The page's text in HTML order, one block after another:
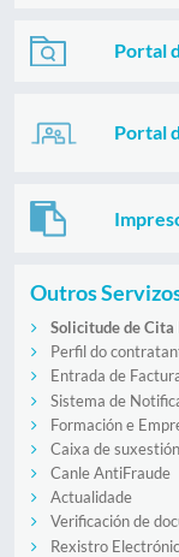
Portal
Portal
Outros
Solicitude de Cita
Perfil do
Entrada de
Sistema de
Formación e
Caixa de
Canle AntiFraude
Actualidade
Verificación de
Rexistro